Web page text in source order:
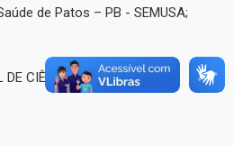
de Patos – PB - SEMUSA;
DE CIÊNCIA, TECNOLOGIA,